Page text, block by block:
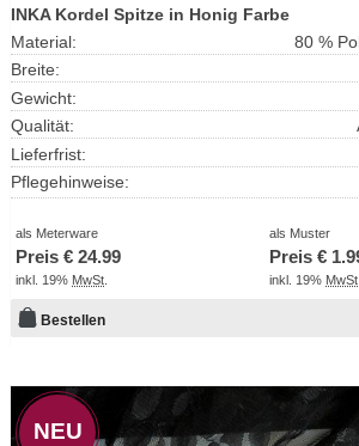
INKA Kordel Spitze in Honig Farbe
Material:
80 %
Breite:
Gewicht:
Qualität:
Lieferfrist:
Pflegehinweise:
als Meterware
Preis € 24.99
inkl. 19% MwSt
als Muster
Preis €
inkl. 19% MwSt
Bestellen
NEU